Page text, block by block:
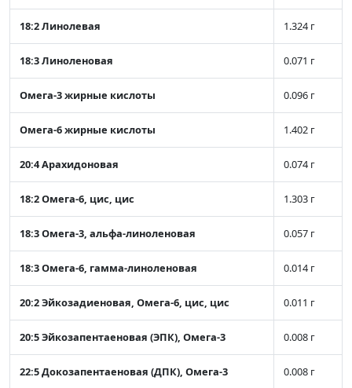
18:2 Линолевая 1.324 г
18:3 Линоленовая 0.071 г
Омега-3 жирные кислоты 0.096 г
Омега-6 жирные кислоты 1.402 г
20:4 Арахидоновая 0.074 г
18:2 Омега-6, цис, цис 1.303 г
18:3 Омега-3, альфа-линоленовая 0.057 г
18:3 Омега-6, гамма-линоленовая 0.014 г
20:2 Эйкозадиеновая, Омега-6, цис, цис 0.011 г
20:5 Эйкозапентаеновая (ЭПК), Омега-3 0.008 г
22:5 Докозапентаеновая (ДПК), Омега-3 0.008 г